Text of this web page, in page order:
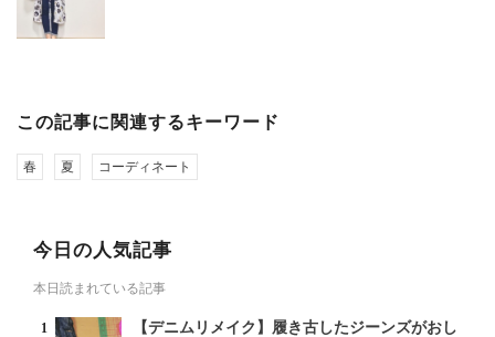
この記事に関連するキーワード
春 夏 コーディネート
今日の人気記事
本日読まれている記事
【デニムリメイク】履き古したジーンズがおし